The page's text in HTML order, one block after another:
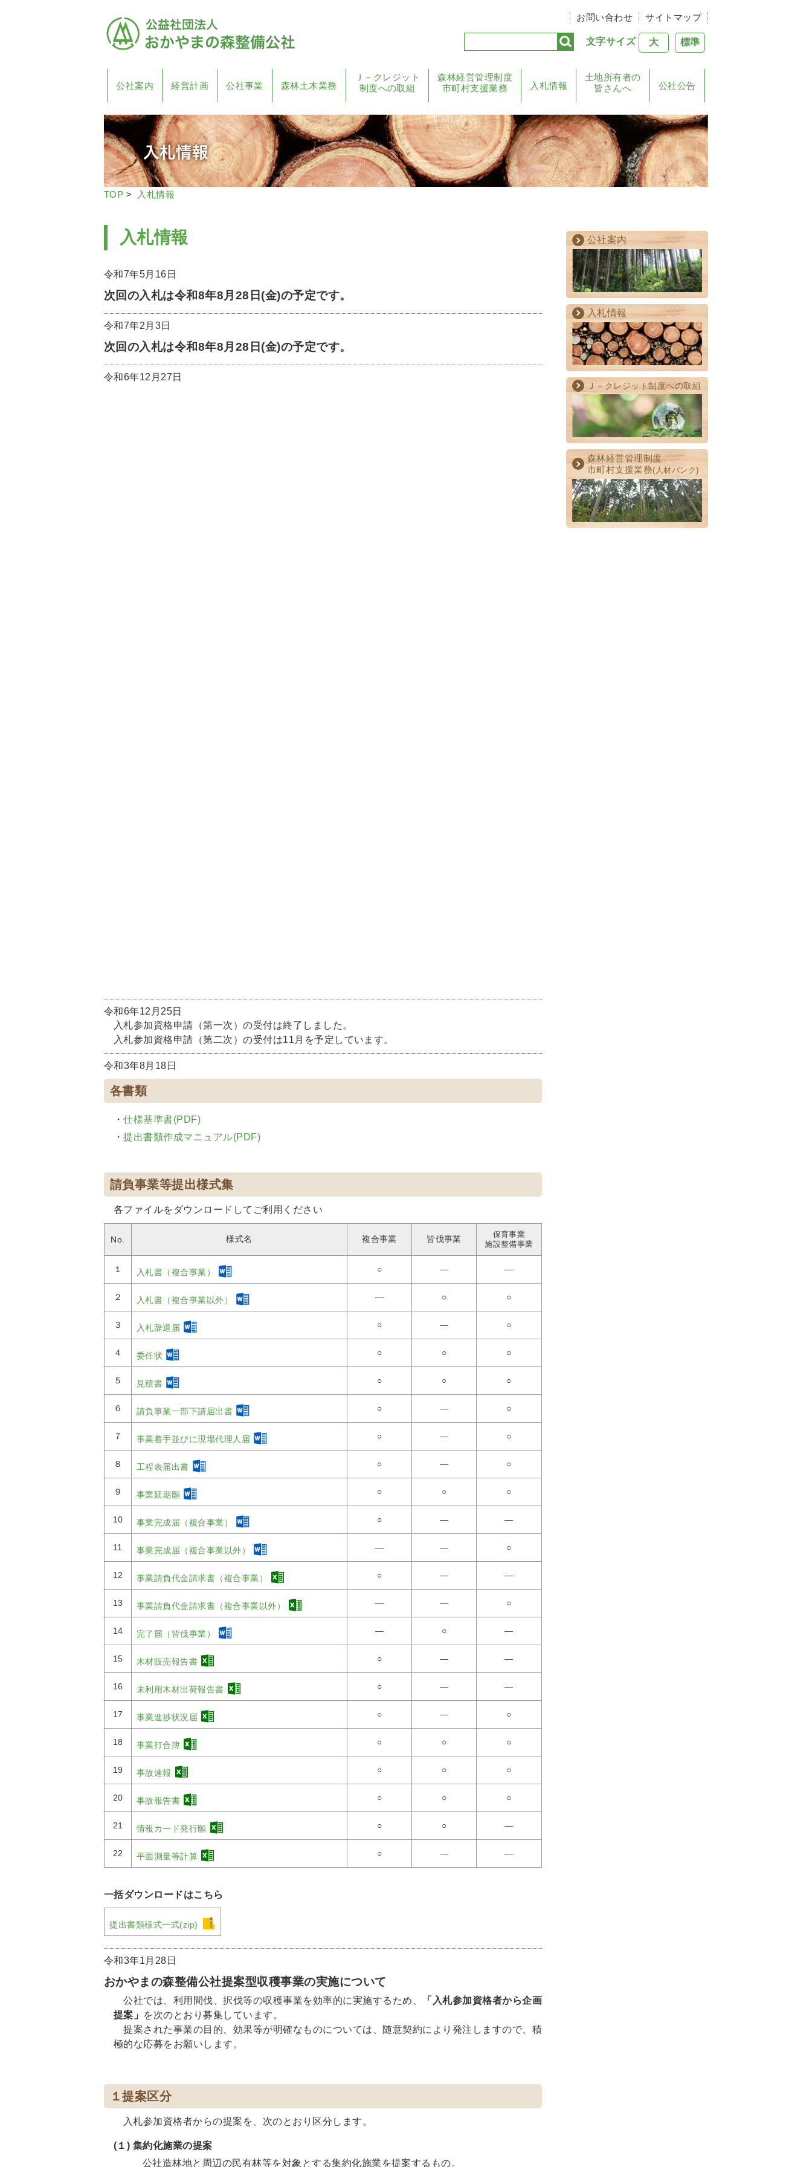
お問い合わせ サイトマップ
文字サイズ 標準
大
公社案内 経営計画 公社事業 森林土木業務
Ｊ－クレジット
制度への取組
森林経営管理制度
市町村支援業務
入札情報
土地所有者の
皆さんへ
公社公告
TOP > 入札情報
入札情報
令和7年5月16日
次回の入札は令和8年8月28日(金)の予定です。
令和7年2月3日
次回の入札は令和8年8月28日(金)の予定です。
令和6年12月27日
令和6年12月25日
入札参加資格申請（第一次）の受付は終了しました。
入札参加資格申請（第二次）の受付は11月を予定しています。
令和3年8月18日
各書類
・仕様基準書(PDF)
・提出書類作成マニュアル(PDF)
請負事業等提出様式集
各ファイルをダウンロードしてご利用ください
No. 様式名 複合事業 皆伐事業
保育事業
施設整備事業
１ 入札書（複合事業） ○ ― ―
２ 入札書（複合事業以外） ― ○ ○
３ 入札辞退届 ○ ― ○
４ 委任状 ○ ○ ○
５ 見積書 ○ ○ ○
６ 請負事業一部下請届出書 ○ ― ○
７ 事業着手並びに現場代理人届 ○ ― ○
８ 工程表届出書 ○ ― ○
９ 事業延期願 ○ ○ ○
10 事業完成届（複合事業） ○ ― ―
11 事業完成届（複合事業以外） ― ― ○
12 事業請負代金請求書（複合事業） ○ ― ―
13 事業請負代金請求書（複合事業以外） ― ― ○
14 完了届（皆伐事業） ― ○ ―
15 木材販売報告書 ○ ― ―
16 未利用木材出荷報告書 ○ ― ―
17 事業進捗状況届 ○ ― ○
18 事業打合簿 ○ ○ ○
19 事故速報 ○ ○ ○
20 事故報告書 ○ ○ ○
21 情報カード発行願 ○ ○ ―
22 平面測量等計算 ○ ― ―
一括ダウンロードはこちら
提出書類様式一式(zip)
令和3年1月28日
おかやまの森整備公社提案型収穫事業の実施について
公社では、利用間伐、択伐等の収穫事業を効率的に実施するため、
「入札参加資格者から企画
提案」 を次のとおり募集しています。
提案された事業の目的、効果等が明確なものについては、随意契約により発注しますので、積
極的な応募をお願いします。
１提案区分
入札参加資格者からの提案を、次のとおり区分します。
(１) 集約化施業の提案
公社造林地と周辺の民有林等を対象とする集約化施業を提案するもの。
公社案内
入札情報
Ｊ－クレジット制度への取組
森林経営管理制度
市町村支援業務(人材バンク)